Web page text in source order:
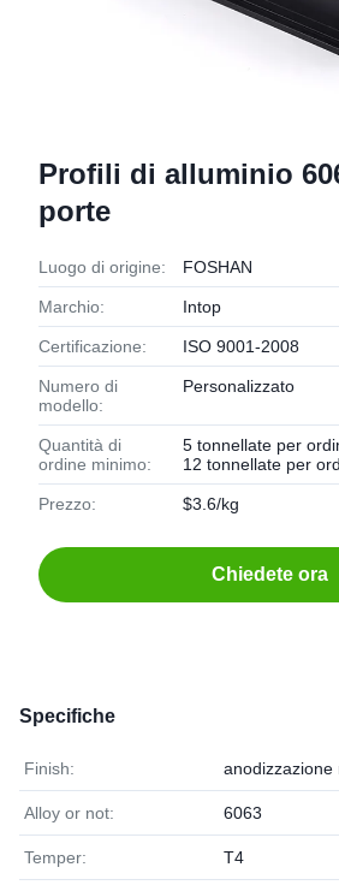
Profili di alluminio
porte
Luogo di origine: FOSHAN
Marchio: Intop
Certificazione: ISO 9001-2008
Numero di
modello:
Personalizzato
Quantità di
ordine minimo:
5 tonnellate per
12 tonnellate per
Prezzo: $3.6/kg
Chiedete ora
Specifiche
Finish: anodizzazione
Alloy or not: 6063
Temper: T4